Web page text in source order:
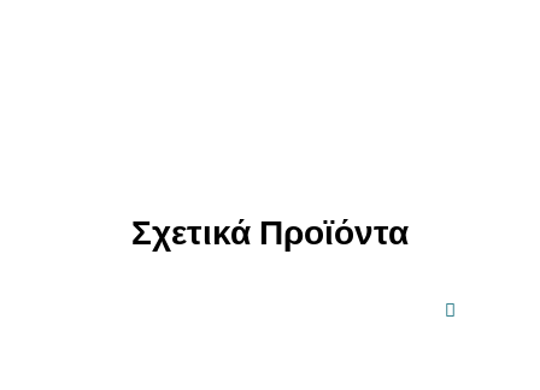
Σχετικά Προϊόντα